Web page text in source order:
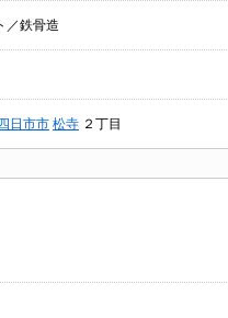
／鉄骨造
四日市市 松寺 ２丁目